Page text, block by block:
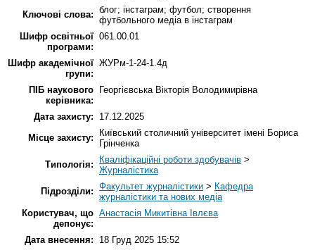
Ключові слова: блог; інстаграм; футбол; створення
футбольного медіа в інстаграм
Шифр освітньої
програми:
061.00.01
Шифр академічної
групи:
ЖУРм-1-24-1.4д
ПІБ наукового
керівника:
Георгієвська Вікторія Володимирівна
Дата захисту:
17.12.2025
Місце захисту:
Київський столичний університет імені Бориса
Грінченка
Типологія:
Кваліфікаційні роботи здобувачів >
Журналістика
Підрозділи: Факультет журналістики > Кафедра
журналістики та нових медіа
Користувач, що
депонує:
Анастасія Микитівна Івлєва
Дата внесення: 18 Груд 2025 15:52